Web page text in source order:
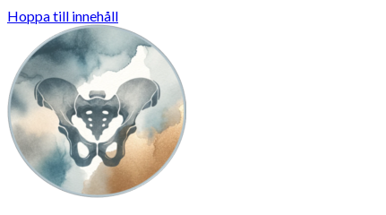
Hoppa till innehåll